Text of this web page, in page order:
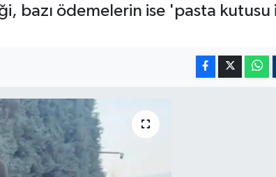
bazı ödemelerin ise 'pasta